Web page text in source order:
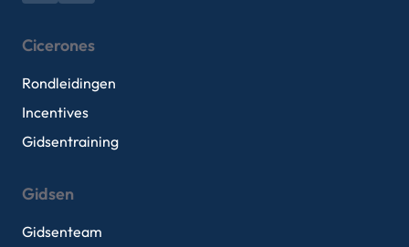
Cicerones
Rondleidingen
Incentives
Gidsentraining
Gidsen
Gidsenteam